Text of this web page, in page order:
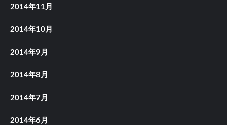
2014年11月
2014年10月
2014年9月
2014年8月
2014年7月
2014年6月